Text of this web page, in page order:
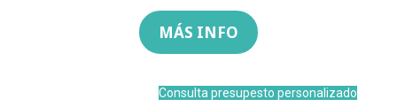
MÁS INFO
Consulta presupesto personalizado